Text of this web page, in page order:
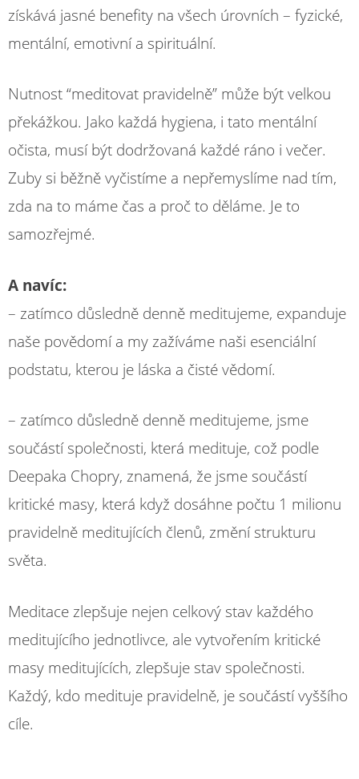
získává jasné benefity na všech úrovních – fyzické,
mentální, emotivní a spirituální.
Nutnost “meditovat pravidelně” může být velkou
překážkou. Jako každá hygiena, i tato mentální
očista, musí být dodržovaná každé ráno i večer.
Zuby si běžně vyčistíme a nepřemyslíme nad tím,
zda na to máme čas a proč to děláme. Je to
samozřejmé.
A navíc:
– zatímco důsledně denně meditujeme, expanduje
naše povědomí a my zažíváme naši esenciální
podstatu, kterou je láska a čisté vědomí.
– zatímco důsledně denně meditujeme, jsme
součástí společnosti, která medituje, což podle
Deepaka Chopry, znamená, že jsme součástí
kritické masy, která když dosáhne počtu 1 milionu
pravidelně meditujících členů, změní strukturu
světa.
Meditace zlepšuje nejen celkový stav každého
meditujícího jednotlivce, ale vytvořením kritické
masy meditujících, zlepšuje stav společnosti.
Každý, kdo medituje pravidelně, je součástí vyššího
cíle.